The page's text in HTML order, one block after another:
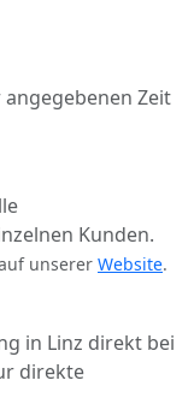
Zeit
in Linz direkt bei
direkte
Kunden.
unserer Website.